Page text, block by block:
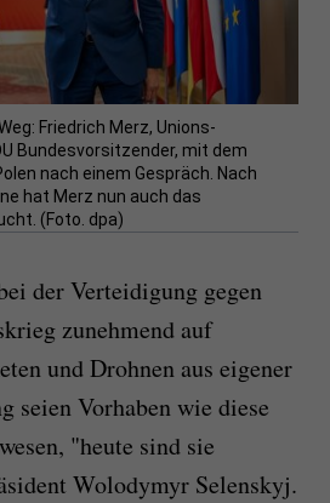
Friedrich Merz, Unions-
Bundesvorsitzender, mit dem
nach einem Gespräch. Nach
hat Merz nun auch das
(Foto. dpa)
der Verteidigung gegen
zunehmend auf
und Drohnen aus eigener
seien Vorhaben wie diese
"heute sind sie
Wolodymyr Selenskyj.